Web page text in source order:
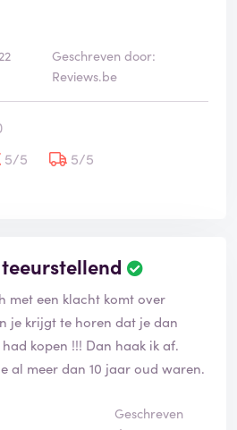
Geschreven door:
Reviews.be
5/5
5/5
met een klacht komt over
je krijgt te horen dat je dan
kopen !!! Dan haak ik af.
al meer dan 10 jaar oud waren.
Geschreven